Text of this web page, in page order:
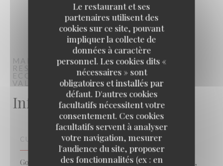
Le restaurant et ses
partenaires utilisent des
cookies sur ce site, pouvant
impliquer la collecte de
données à caractère
personnel. Les cookies dits «
nécessaires » sont
obligatoires et installés par
défaut. D'autres cookies
facultatifs nécessitent votre
consentement. Ces cookies
facultatifs servent à analyser
votre navigation, mesurer
l'audience du site, proposer
des fonctionnalités (ex : en
MAISON GRIZLAW
RESTAURANT GASTRONOMIQUE
ECORESPONSABLE
VALENCE
Infos pratiques
CUISINE
Gourmande et saine, Produits de saison, Produits frais,